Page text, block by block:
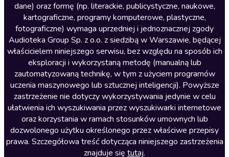
Literatura piękna polska
Nagrania relaksacyjne
Nauka języków
Nauki humanistyczne
Podcasty i audycje
Polityka
Prasa
Religia
Romans
dane) oraz formę (np. literackie, publicystyczne, naukowe,
kartograficzne, programy komputerowe, plastyczne,
fotograficzne) wymaga uprzedniej i jednoznacznej zgody
Audioteka Group Sp. z o.o. z siedzibą w Warszawie, będącej
właścicielem niniejszego serwisu, bez względu na sposób ich
eksploracji i wykorzystaną metodę (manualną lub
zautomatyzowaną technikę, w tym z użyciem programów
uczenia maszynowego lub sztucznej inteligencji). Powyższe
zastrzeżenie nie dotyczy wykorzystywania jedynie w celu
ułatwienia ich wyszukiwania przez wyszukiwarki internetowe
oraz korzystania w ramach stosunków umownych lub
dozwolonego użytku określonego przez właściwe przepisy
prawa. Szczegółowa treść dotycząca niniejszego zastrzeżenia
znajduje się tutaj.